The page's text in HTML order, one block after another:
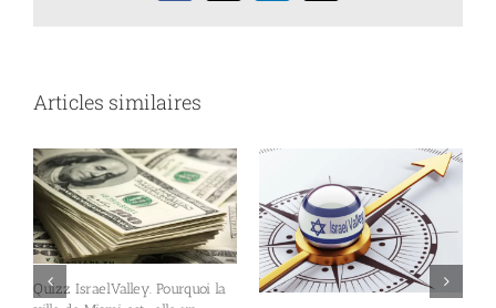
Articles similaires
Quizz IsraelValley. Pourquoi la